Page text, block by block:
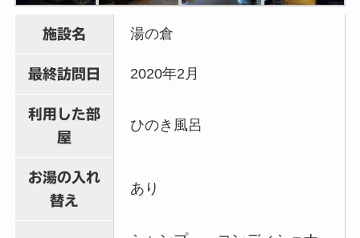
施設名 湯の倉
最終訪問日 2020年2月
利用した部
屋
ひのき風呂
お湯の入れ
替え
あり